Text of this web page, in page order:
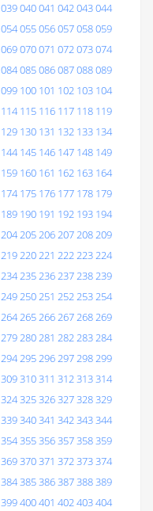
039040041 042043044
054055056057058059
069070071 072073074
084085086087088089
099 100 101 102 103 104
114 115 116 117 118 119
129 130 131 132 133 134
144 145 146 147 148 149
159 160 161 162 163 164
174 175 176 177 178 179
189 190 191 192 193 194
204205206207208209
219220221 222223224
234235236237238239
249250251 252253254
264265266267268269
279280281 282283284
294295296297298299
309310311 312313314
324325326327328329
339340341 342343344
354355356357358359
369370371 372373374
384385386387388389
399400401 402403404